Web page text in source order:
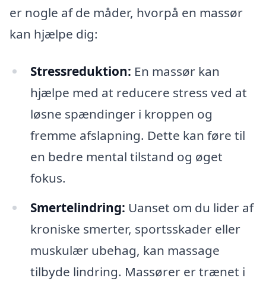
er nogle af de måder, hvorpå en massør
kan hjælpe dig:
Stressreduktion: En massør kan
hjælpe med at reducere stress ved at
løsne spændinger i kroppen og
fremme afslapning. Dette kan føre til
en bedre mental tilstand og øget
fokus.
Smertelindring: Uanset om du lider af
kroniske smerter, sportsskader eller
muskulær ubehag, kan massage
tilbyde lindring. Massører er trænet i